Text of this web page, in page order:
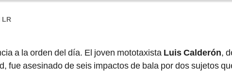
LR
a la orden del día. El joven mototaxista Luis Calderón,
fue asesinado de seis impactos de bala por dos sujetos